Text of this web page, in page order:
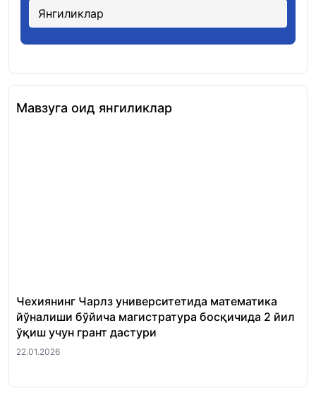
Янгиликлар
Мавзуга оид янгиликлар
Чехиянинг Чарлз университетида математика
йўналиши бўйича магистратура босқичида 2 йил
ўқиш учун грант дастури
22.01.2026